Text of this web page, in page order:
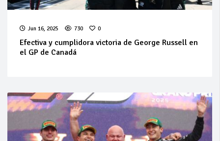
Jun 16, 2025 730 0
Efectiva y cumplidora victoria de George Russell en
el GP de Canadá